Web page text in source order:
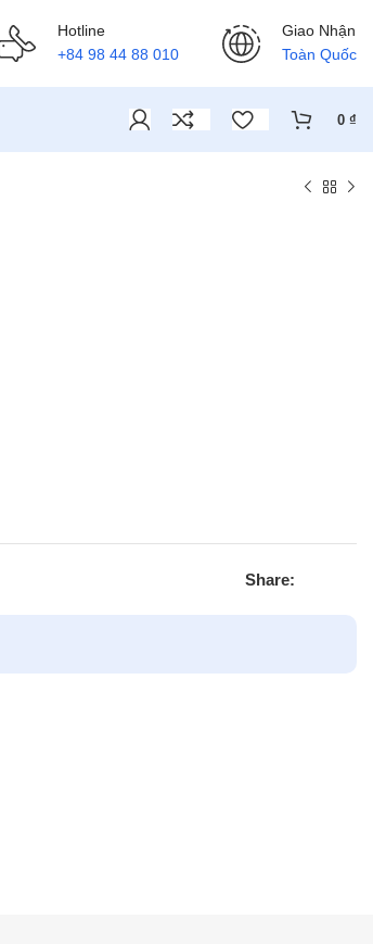
Hotline
+84 98 44 88 010
Giao Nhận
Toàn Quốc
0 ₫
Share: